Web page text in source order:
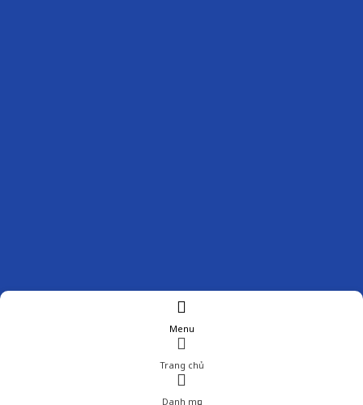
Menu
Trang chủ
Danh mục